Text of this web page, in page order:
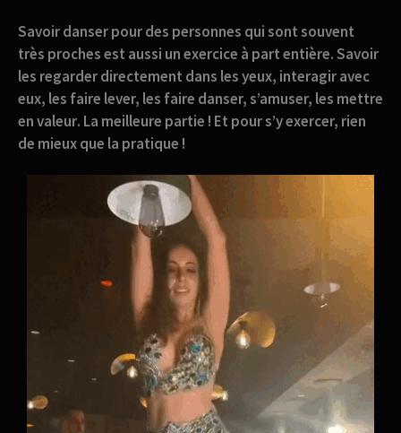
Savoir danser pour des personnes qui sont souvent
très prochesest aussi un exercice à part entière. Savoir
les regarder directement dans les yeux, interagir avec
eux, les faire lever, les faire danser, s’amuser, les mettre
en valeur. La meilleure partie ! Et pour s’y exercer, rien
de mieux que la pratique !